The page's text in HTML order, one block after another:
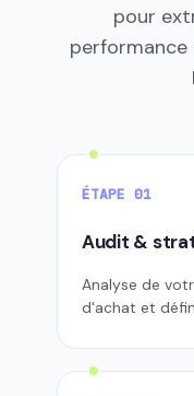
pour
ÉTAPE 01
Audit &
Analyse de
d'achat et